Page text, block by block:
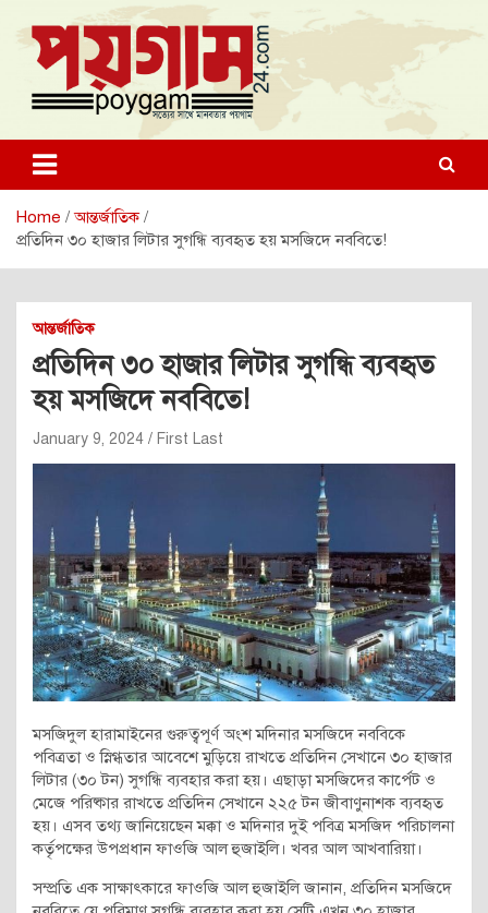
content
poygam24.com
poygam24.com
Home
আন্তর্জাতিক
প্রতিদিন ৩০ হাজার লিটার সুগন্ধি ব্যবহৃত হয় মসজিদে নববিতে!
আন্তর্জাতিক
প্রতিদিন ৩০ হাজার লিটার সুগন্ধি ব্যবহৃত
হয় মসজিদে নববিতে!
January 9, 2024 First Last
মসজিদুল হারামাইনের গুরুত্বপূর্ণ অংশ মদিনার মসজিদে নববিকে
পবিত্রতা ও স্নিগ্ধতার আবেশে মুড়িয়ে রাখতে প্রতিদিন সেখানে ৩০ হাজার
লিটার (৩০ টন) সুগন্ধি ব্যবহার করা হয়। এছাড়া মসজিদের কার্পেট ও
মেজে পরিষ্কার রাখতে প্রতিদিন সেখানে ২২৫ টন জীবাণুনাশক ব্যবহৃত
হয়। এসব তথ্য জানিয়েছেন মক্কা ও মদিনার দুই পবিত্র মসজিদ পরিচালনা
কর্তৃপক্ষের উপপ্রধান ফাওজি আল হুজাইলি। খবর আল আখবারিয়া।
সম্প্রতি এক সাক্ষাৎকারে ফাওজি আল হুজাইলি জানান, প্রতিদিন মসজিদে